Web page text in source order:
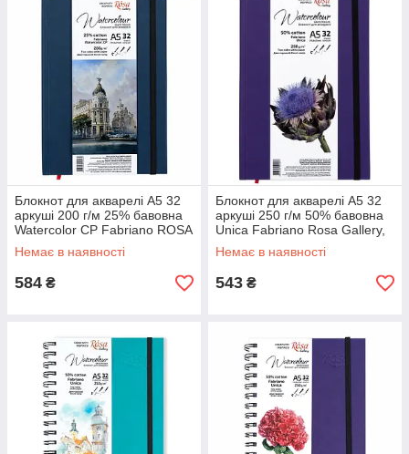
Блокнот для акварелі A5 32
аркуші 200 г/м 25% бавовна
Watercolor CP Fabriano ROSA
Gallery, 169153088
Немає в наявності
584 ₴
Блокнот для акварелі A5 32
аркуші 250 г/м 50% бавовна
Unica Fabriano Rosa Gallery,
169153099
Немає в наявності
543 ₴